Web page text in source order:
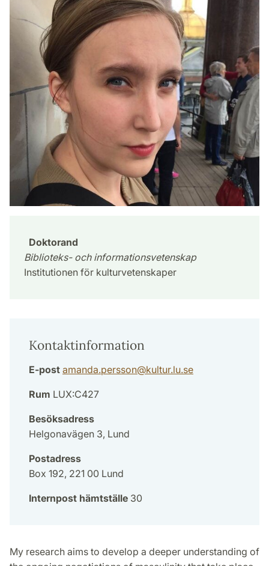
Doktorand
Biblioteks- och informationsvetenskap
Institutionen för kulturvetenskaper
Kontaktinformation
E-post amanda.persson@kultur.lu.se
Rum LUX:C427
Besöksadress
Helgonavägen 3, Lund
Postadress
Box 192, 221 00 Lund
Internpost hämtställe 30
My research aims to develop a deeper understanding of